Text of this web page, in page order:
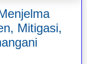
Mitigasi,